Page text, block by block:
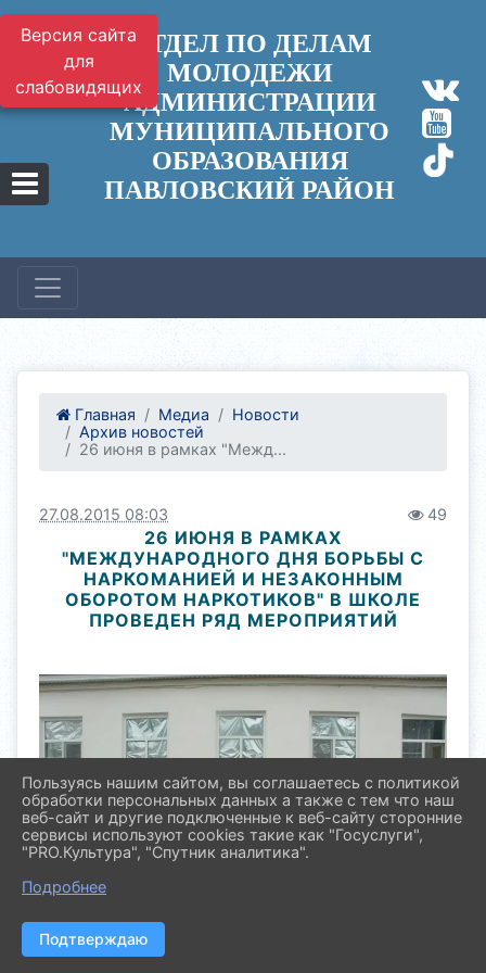
Версия сайта
для
слабовидящих
ОТДЕЛ ПО ДЕЛАМ
МОЛОДЕЖИ
АДМИНИСТРАЦИИ
МУНИЦИПАЛЬНОГО
ОБРАЗОВАНИЯ
ПАВЛОВСКИЙ РАЙОН
Главная Медиа
Новости
Архив новостей
26 июня в рамках "Межд...
27.08.2015 08:03 49
26 ИЮНЯ В РАМКАХ
"МЕЖДУНАРОДНОГО ДНЯ БОРЬБЫ С
НАРКОМАНИЕЙ И НЕЗАКОННЫМ
ОБОРОТОМ НАРКОТИКОВ" В ШКОЛЕ
ПРОВЕДЕН РЯД МЕРОПРИЯТИЙ
Пользуясь нашим сайтом, вы соглашаетесь с политикой
обработки персональных данных а также с тем что наш
веб-сайт и другие подключенные к веб-сайту сторонние
сервисы используют cookies такие как "Госуслуги",
"PRO.Культура", "Спутник аналитика".
Подробнее
Подтверждаю